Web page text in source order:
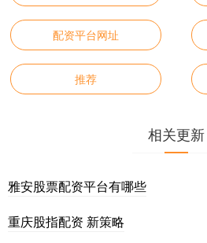
配资平台网址
推荐
相关更新
雅安股票配资平台有哪些
重庆股指配资 新策略